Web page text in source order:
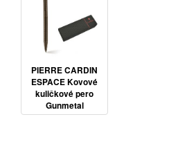
PIERRE CARDIN
ESPACE Kovové
kuličkové pero
Gunmetal